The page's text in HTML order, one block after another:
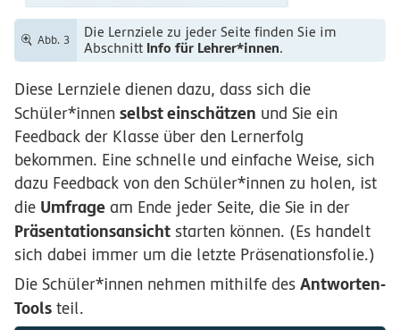
Abb. 3
Die Lernziele zu jeder Seite finden Sie im
Abschnitt Info für Lehrer*innen.
Diese Lernziele dienen dazu, dass sich die
Schüler*innen selbst einschätzen und Sie ein
Feedback der Klasse über den Lernerfolg
bekommen. Eine schnelle und einfache Weise, sich
dazu Feedback von den Schüler*innen zu holen, ist
die Umfrage am Ende jeder Seite, die Sie in der
Präsentationsansicht starten können. (Es handelt
sich dabei immer um die letzte Präsenationsfolie.)
Die Schüler*innen nehmen mithilfe des Antworten-
Tools teil.